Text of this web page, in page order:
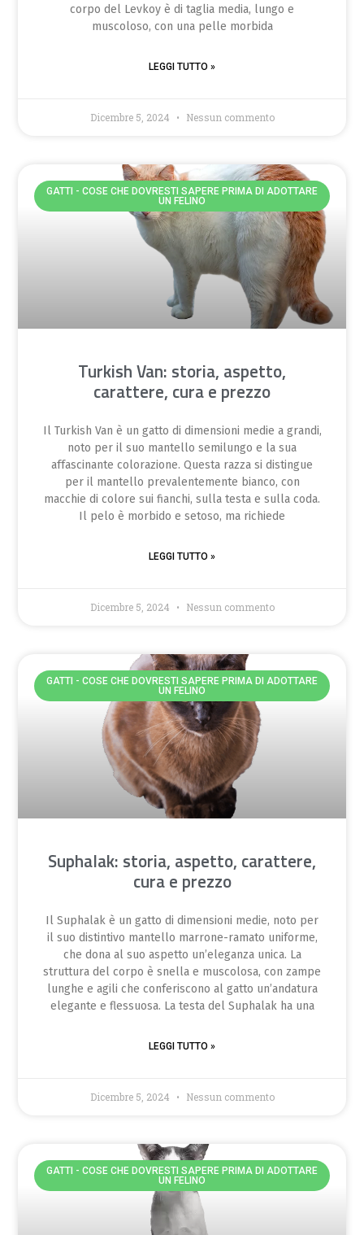
corpo del Levkoy è di taglia media, lungo e
muscoloso, con una pelle morbida
LEGGI TUTTO »
Dicembre 5, 2024 Nessun commento
GATTI - COSE CHE DOVRESTI SAPERE PRIMA DI ADOTTARE
UN FELINO
Turkish Van: storia, aspetto,
carattere, cura e prezzo
Il Turkish Van è un gatto di dimensioni medie a grandi,
noto per il suo mantello semilungo e la sua
affascinante colorazione. Questa razza si distingue
per il mantello prevalentemente bianco, con
macchie di colore sui fianchi, sulla testa e sulla coda.
Il pelo è morbido e setoso, ma richiede
LEGGI TUTTO »
Dicembre 5, 2024 Nessun commento
GATTI - COSE CHE DOVRESTI SAPERE PRIMA DI ADOTTARE
UN FELINO
Suphalak: storia, aspetto, carattere,
cura e prezzo
Il Suphalak è un gatto di dimensioni medie, noto per
il suo distintivo mantello marrone-ramato uniforme,
che dona al suo aspetto un’eleganza unica. La
struttura del corpo è snella e muscolosa, con zampe
lunghe e agili che conferiscono al gatto un’andatura
elegante e flessuosa. La testa del Suphalak ha una
LEGGI TUTTO »
Dicembre 5, 2024 Nessun commento
GATTI - COSE CHE DOVRESTI SAPERE PRIMA DI ADOTTARE
UN FELINO